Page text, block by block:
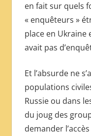
en fait sur quels
« enquêteurs »
place en Ukraine
avait pas
Et l’absurde ne
populations
Russie ou dans
du joug des
demander